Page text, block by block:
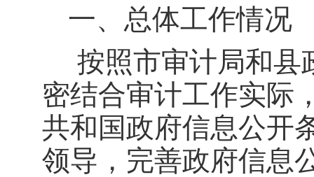
一、总体工作情况
按照市审计局和县
密结合审计工作实际
共和国政府信息公开
领导，完善政府信息